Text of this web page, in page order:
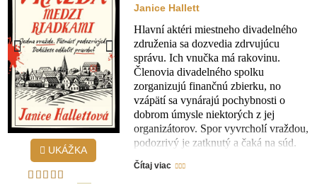
UKÁŽKA
Janice Hallett
Hlavní aktéri miestneho divadelného
združenia sa dozvedia zdrvujúcu
správu. Ich vnučka má rakovinu.
Členovia divadelného spolku
zorganizujú finančnú zbierku, no
vzápätí sa vynárajú pochybnosti o
dobrom úmysle niektorých z jej
organizátorov. Spor vyvrcholí vraždou,
podozrivý je zatknutý a čaká na súd.
zapojiť sa do práce dvojice právnikov a
Čítaj viac